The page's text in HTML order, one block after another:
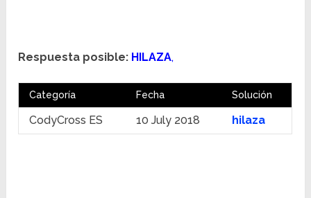
Respuesta posible: HILAZA,
Categoría Fecha Solución
CodyCross ES 10 July 2018 hilaza